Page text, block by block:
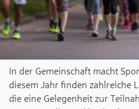
In der Gemeinschaft macht
diesem Jahr finden zahlreiche
die eine Gelegenheit zur